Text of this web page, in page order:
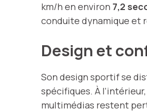
km/h en environ 7,2
conduite dynamique et
Design et
Son design sportif se
spécifiques. À
multimédias restent